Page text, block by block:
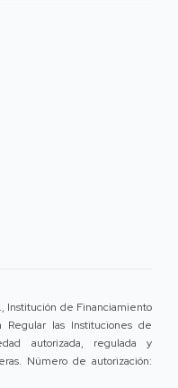
Institución de Financiamiento
las Instituciones de
autorizada, regulada y
Número de autorización: